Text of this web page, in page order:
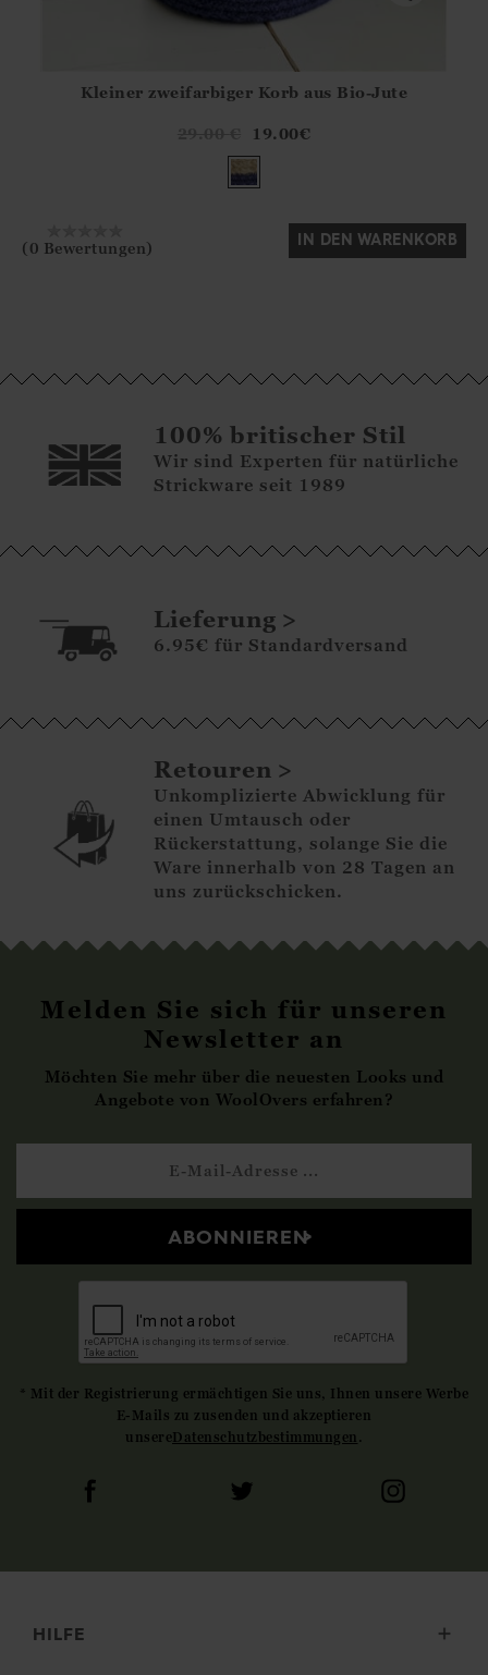
?? ""
Nein
Kleiner zweifarbiger Korb aus Bio-Jute
19.00€
(0 Bewertungen) IN DEN WARENKORB
100% britischer Stil
Wir sind Experten für natürliche
Strickware seit 1989
Lieferung
6.95€ für Standardversand
Retouren
Unkomplizierte Abwicklung für
einen Umtausch oder
Rückerstattung, solange Sie die
Ware innerhalb von 28 Tagen an
uns zurückschicken.
Melden Sie sich für unseren
Newsletter an
Möchten Sie mehr über die neuesten Looks und
Angebote von WoolOvers erfahren?
ABONNIEREN
* Mit der Registrierung ermächtigen Sie uns, Ihnen unsere Werbe
E-Mails zu zusenden und akzeptieren
unsereDatenschutzbestimmungen .
HILFE